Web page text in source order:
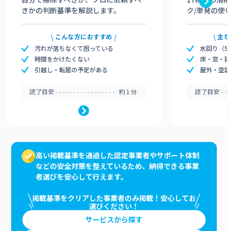
きかの判断基準を解説します。
こんな方におすすめ
汚れが落ちなくて困っている
時間をかけたくない
引越し・転居の予定がある
読了目安 約1分
ク/単発の使
主
水回り（
床・窓・
屋外・空
読了目安
高い掲載基準を通過した認定事業者やサポート体制
などの安全対策を整えているため、納得できる事業
者選びを安心して行えます。
掲載基準をクリアした事業者のみ掲載！安心してお
選びください！
サービスから探す